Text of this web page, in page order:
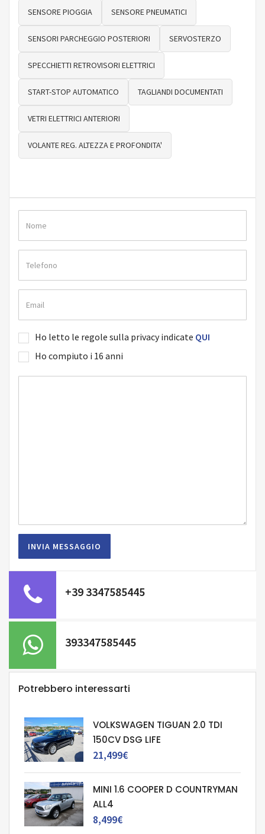
SENSORE PIOGGIA SENSORE PNEUMATICI
SENSORI PARCHEGGIO POSTERIORI SERVOSTERZO
SPECCHIETTI RETROVISORI ELETTRICI
START-STOP AUTOMATICO TAGLIANDI DOCUMENTATI
VETRI ELETTRICI ANTERIORI
VOLANTE REG. ALTEZZA E PROFONDITA'
Ho letto le regole sulla privacy indicate QUI
Ho compiuto i 16 anni
+39 3347585445
393347585445
Potrebbero interessarti
VOLKSWAGEN TIGUAN 2.0 TDI
150CV DSG LIFE
21,499€
MINI 1.6 COOPER D COUNTRYMAN
ALL4
8,499€